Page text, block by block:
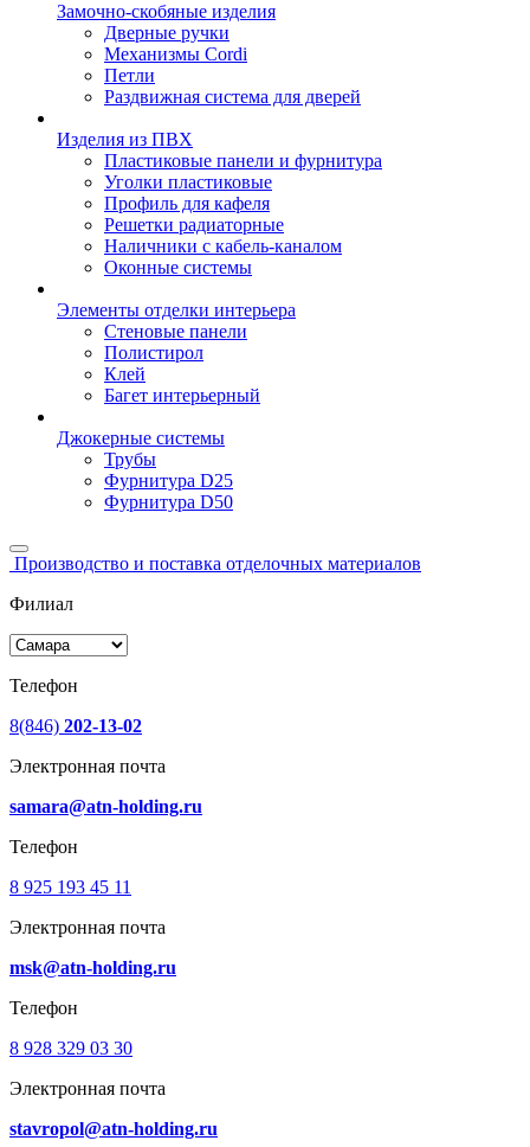
Замочно-скобяные изделия
Дверные ручки
Механизмы Cordi
Петли
Раздвижная система для дверей
Изделия из ПВХ
Пластиковые панели и фурнитура
Уголки пластиковые
Профиль для кафеля
Решетки радиаторные
Наличники с кабель-каналом
Оконные системы
Элементы отделки интерьера
Стеновые панели
Полистирол
Клей
Багет интерьерный
Джокерные системы
Трубы
Фурнитура D25
Фурнитура D50
Производство и поставка отделочных материалов
Филиал
Телефон
8(846) 202-13-02
Электронная почта
samara@atn-holding.ru
Телефон
8 925 193 45 11
Электронная почта
msk@atn-holding.ru
Телефон
8 928 329 03 30
Электронная почта
stavropol@atn-holding.ru